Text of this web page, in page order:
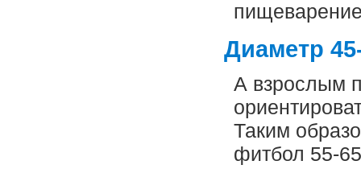
Диаметр
А взрослым
Таким
фитбол 55-